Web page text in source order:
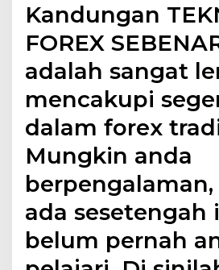
Kandungan
FOREX
adalah sangat
mencakupi
dalam forex
Mungkin anda
ada sesetengah
belum pernah